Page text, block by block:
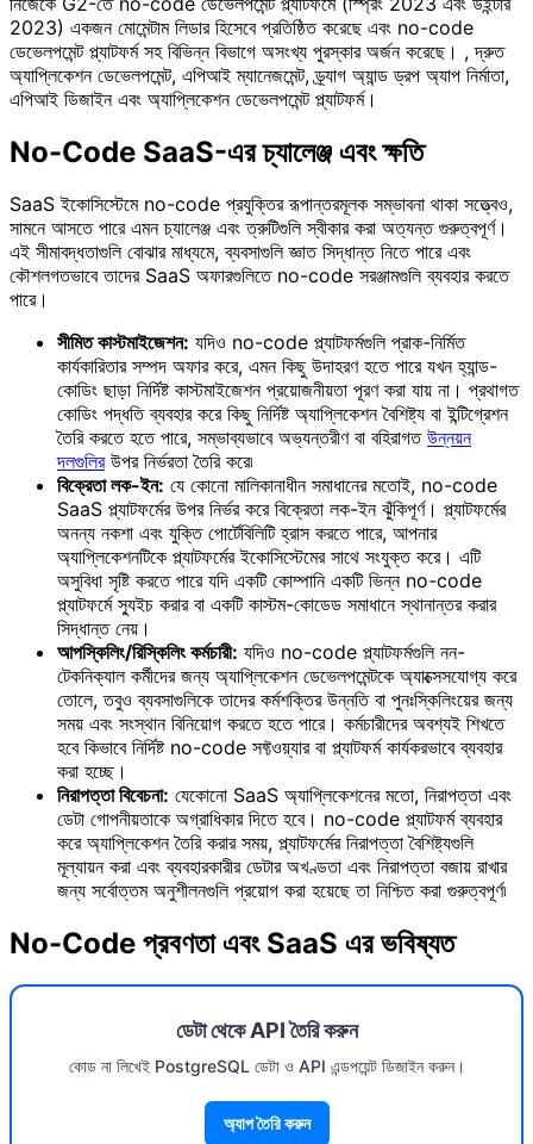
2023) একজন মোমেন্টাম লিডার হিসেবে প্রতিষ্ঠিত করেছে এবং no-code
ডেভেলপমেন্ট প্ল্যাটফর্ম সহ বিভিন্ন বিভাগে অসংখ্য পুরস্কার অর্জন করেছে। , দ্রুত
অ্যাপ্লিকেশন ডেভেলপমেন্ট, এপিআই ম্যানেজমেন্ট, ড্র্যাগ অ্যান্ড ড্রপ অ্যাপ নির্মাতা,
এপিআই ডিজাইন এবং অ্যাপ্লিকেশন ডেভেলপমেন্ট প্ল্যাটফর্ম।
No-Code SaaS-এর চ্যালেঞ্জ এবং ক্ষতি
SaaS ইকোসিস্টেমে no-code প্রযুক্তির রূপান্তরমূলক সম্ভাবনা থাকা সত্ত্বেও,
সামনে আসতে পারে এমন চ্যালেঞ্জ এবং ত্রুটিগুলি স্বীকার করা অত্যন্ত গুরুত্বপূর্ণ।
এই সীমাবদ্ধতাগুলি বোঝার মাধ্যমে, ব্যবসাগুলি জ্ঞাত সিদ্ধান্ত নিতে পারে এবং
কৌশলগতভাবে তাদের SaaS অফারগুলিতে no-code সরঞ্জামগুলি ব্যবহার করতে
পারে।
সীমিত কাস্টমাইজেশন: যদিও no-code প্ল্যাটফর্মগুলি প্রাক-নির্মিত
কার্যকারিতার সম্পদ অফার করে, এমন কিছু উদাহরণ হতে পারে যখন হ্যান্ড-
কোডিং ছাড়া নির্দিষ্ট কাস্টমাইজেশন প্রয়োজনীয়তা পূরণ করা যায় না। প্রথাগত
কোডিং পদ্ধতি ব্যবহার করে কিছু নির্দিষ্ট অ্যাপ্লিকেশন বৈশিষ্ট্য বা ইন্টিগ্রেশন
তৈরি করতে হতে পারে, সম্ভাব্যভাবে অভ্যন্তরীণ বা বহিরাগত উন্নয়ন
দলগুলিরউপর নির্ভরতা তৈরি করে৷
বিক্রেতা লক-ইন: যে কোনো মালিকানাধীন সমাধানের মতোই, no-code
SaaS প্ল্যাটফর্মের উপর নির্ভর করে বিক্রেতা লক-ইন ঝুঁকিপূর্ণ। প্ল্যাটফর্মের
অনন্য নকশা এবং যুক্তি পোর্টেবিলিটি হ্রাস করতে পারে, আপনার
অ্যাপ্লিকেশনটিকে প্ল্যাটফর্মের ইকোসিস্টেমের সাথে সংযুক্ত করে। এটি
অসুবিধা সৃষ্টি করতে পারে যদি একটি কোম্পানি একটি ভিন্ন no-code
প্ল্যাটফর্মে স্যুইচ করার বা একটি কাস্টম-কোডেড সমাধানে স্থানান্তর করার
সিদ্ধান্ত নেয়।
আপস্কিলিং/রিস্কিলিং কর্মচারী: যদিও no-code প্ল্যাটফর্মগুলি নন-
টেকনিক্যাল কর্মীদের জন্য অ্যাপ্লিকেশন ডেভেলপমেন্টকে অ্যাক্সেসযোগ্য করে
তোলে, তবুও ব্যবসাগুলিকে তাদের কর্মশক্তির উন্নতি বা পুনঃস্কিলিংয়ের জন্য
সময় এবং সংস্থান বিনিয়োগ করতে হতে পারে। কর্মচারীদের অবশ্যই শিখতে
হবে কিভাবে নির্দিষ্ট no-code সফ্টওয়্যার বা প্ল্যাটফর্ম কার্যকরভাবে ব্যবহার
করা হচ্ছে।
নিরাপত্তা বিবেচনা: যেকোনো SaaS অ্যাপ্লিকেশনের মতো, নিরাপত্তা এবং
ডেটা গোপনীয়তাকে অগ্রাধিকার দিতে হবে। no-code প্ল্যাটফর্ম ব্যবহার
করে অ্যাপ্লিকেশন তৈরি করার সময়, প্ল্যাটফর্মের নিরাপত্তা বৈশিষ্ট্যগুলি
মূল্যায়ন করা এবং ব্যবহারকারীর ডেটার অখণ্ডতা এবং নিরাপত্তা বজায় রাখার
জন্য সর্বোত্তম অনুশীলনগুলি প্রয়োগ করা হয়েছে তা নিশ্চিত করা গুরুত্বপূর্ণ৷
No-Code প্রবণতা এবং SaaS এর ভবিষ্যত
ডেটা থেকে API তৈরি করুন
কোড না লিখেই PostgreSQL ডেটা ও API এন্ডপয়েন্ট ডিজাইন করুন।
অ্যাপ তৈরি করুন